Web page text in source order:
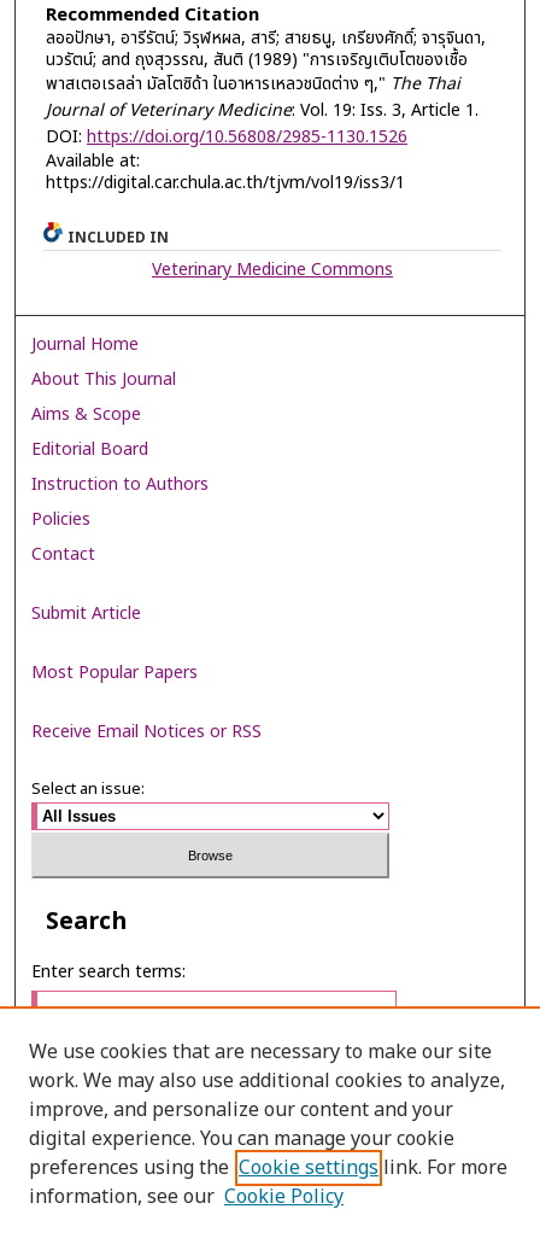
Recommended Citation
ลออปักษา, อารีรัตน์; วิรุฬหผล, สารี; สายธนู, เกรียงศักดิ์; จารุจินดา,
นวรัตน์; and ถุงสุวรรณ, สันติ (1989) "การเจริญเติบโตของเชื้อ
พาสเตอเรลล่า มัลโตซิด้า ในอาหารเหลวชนิดต่าง ๆ," The Thai
Journal of Veterinary Medicine: Vol. 19: Iss. 3, Article 1.
DOI: https://doi.org/10.56808/2985-1130.1526
Available at:
https://digital.car.chula.ac.th/tjvm/vol19/iss3/1
INCLUDED IN
Veterinary Medicine Commons
Journal Home
About This Journal
Aims & Scope
Editorial Board
Instruction to Authors
Policies
Contact
Submit Article
Most Popular Papers
Receive Email Notices or RSS
Select an issue:
Search
Enter search terms:
Select context to search:
Advanced Search
We use cookies that are necessary to make our site
work. We may also use additional cookies to analyze,
improve, and personalize our content and your
digital experience. You can manage your cookie
preferences using the Cookie settings link. For more
information, see our Cookie Policy